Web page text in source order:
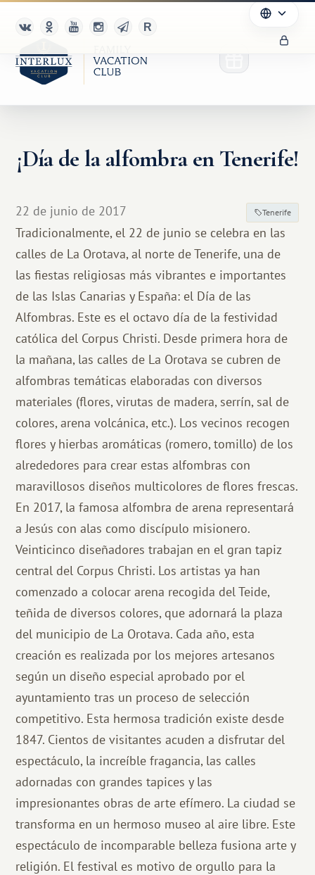
¡Día de la alfombra en Tenerife!
22 de junio de 2017 Tenerife
Tradicionalmente, el 22 de junio se celebra en las
calles de La Orotava, al norte de Tenerife, una de
las fiestas religiosas más vibrantes e importantes
de las Islas Canarias y España: el Día de las
Alfombras. Este es el octavo día de la festividad
católica del Corpus Christi. Desde primera hora de
la mañana, las calles de La Orotava se cubren de
alfombras temáticas elaboradas con diversos
materiales (flores, virutas de madera, serrín, sal de
colores, arena volcánica, etc.). Los vecinos recogen
flores y hierbas aromáticas (romero, tomillo) de los
alrededores para crear estas alfombras con
maravillosos diseños multicolores de flores frescas.
En 2017, la famosa alfombra de arena representará
a Jesús con alas como discípulo misionero.
Veinticinco diseñadores trabajan en el gran tapiz
central del Corpus Christi. Los artistas ya han
comenzado a colocar arena recogida del Teide,
teñida de diversos colores, que adornará la plaza
del municipio de La Orotava. Cada año, esta
creación es realizada por los mejores artesanos
según un diseño especial aprobado por el
ayuntamiento tras un proceso de selección
competitivo. Esta hermosa tradición existe desde
1847. Cientos de visitantes acuden a disfrutar del
espectáculo, la increíble fragancia, las calles
adornadas con grandes tapices y las
impresionantes obras de arte efímero. La ciudad se
transforma en un hermoso museo al aire libre. Este
espectáculo de incomparable belleza fusiona arte y
religión. El festival es motivo de orgullo para la